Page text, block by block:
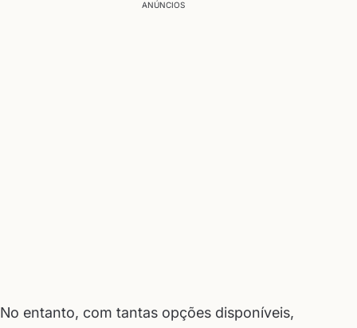
ANÚNCIOS
No entanto, com tantas opções disponíveis,